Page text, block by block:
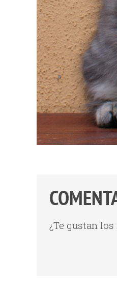
¿Te gustan